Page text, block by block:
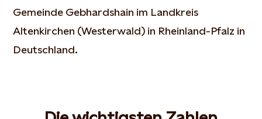
Gemeinde Gebhardshain im Landkreis
Altenkirchen (Westerwald) in Rheinland-Pfalz in
Deutschland.